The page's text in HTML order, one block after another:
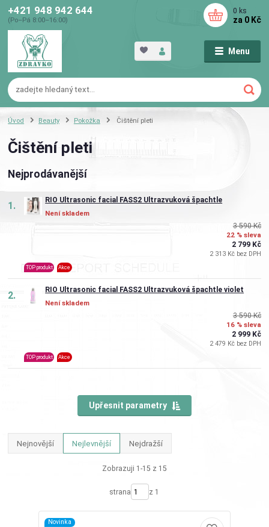
Menu
+421 948 942 644
(Po–Pá 8:00–16:00)
0 ks
za 0 Kč
Úvod Beauty Pokožka Čištění pleti
Čištění pleti
Nejprodávanější
1.
RIO Ultrasonic facial FASS2 Ultrazvuková špachtle
Není skladem
TOP produkt Akce
3 590 Kč
22 % sleva
2 799 Kč
2 313 Kč bez DPH
2.
RIO Ultrasonic facial FASS2 Ultrazvuková špachtle violet
Není skladem
TOP produkt Akce
3 590 Kč
16 % sleva
2 999 Kč
2 479 Kč bez DPH
Upřesnit parametry
Nejnovější Nejlevnější Nejdražší
Zobrazuji 1-15 z 15
strana z 1
Novinka